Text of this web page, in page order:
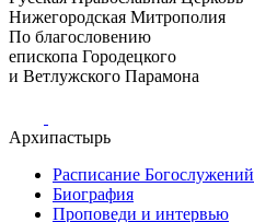
Нижегородская Митрополия
По благословению
епископа Городецкого
и Ветлужского Парамона
Архипастырь
Расписание Богослужений
Биография
Проповеди и интервью